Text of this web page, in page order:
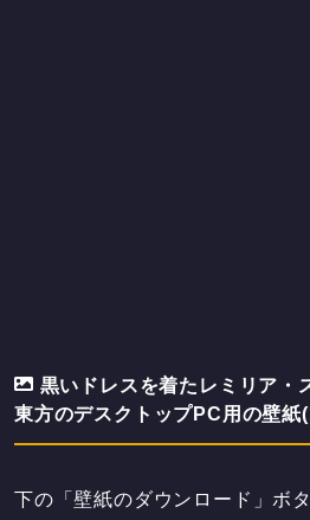
黒いドレスを着たレミリア・
東方のデスクトップPC用の壁
下の「壁紙のダウンロード」ボ